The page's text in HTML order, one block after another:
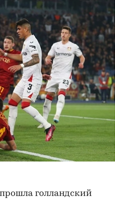
голландский